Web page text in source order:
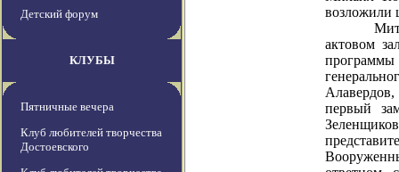
Детский форум
КЛУБЫ
Пятничные вечера
Клуб любителей творчества
Достоевского
возложили
Митинг
актовом
первый